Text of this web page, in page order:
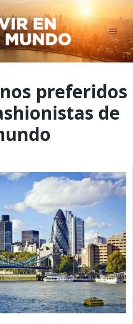
preferidos
de